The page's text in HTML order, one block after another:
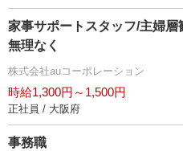
家事サポートスタッフ/主婦
無理なく
株式会社auコーポレーション
時給1,300円～1,500円
正社員 / 大阪府
事務職